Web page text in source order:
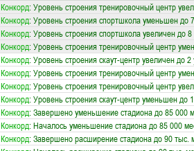
Конкорд: Уровень строения тренировочный центр
Конкорд: Уровень строения спортшкола уменьшен до
Конкорд: Уровень строения спортшкола увеличен до
Конкорд: Уровень строения тренировочный центр
Конкорд: Уровень строения скаут-центр увеличен до 2
Конкорд: Уровень строения тренировочный центр
Конкорд: Уровень строения тренировочный центр
Конкорд: Уровень строения скаут-центр уменьшен до
Конкорд: Завершено уменьшение стадиона до 85 000
Конкорд: Началось уменьшение стадиона до 85 000
Конкорд: Завершено расширение стадиона до 90 тыс.